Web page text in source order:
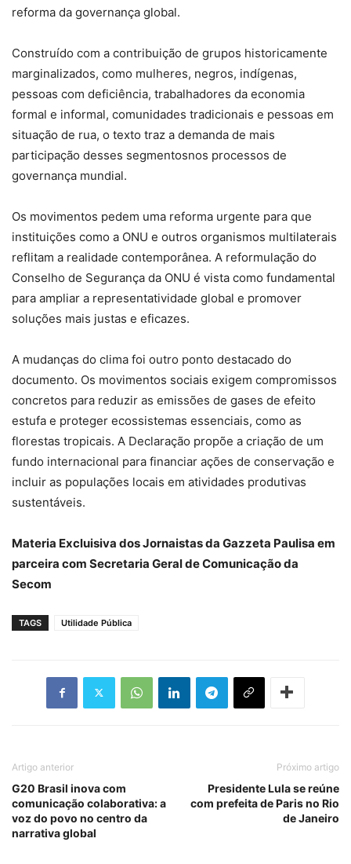
reforma da governança global.
Construído com a contribuição de grupos historicamente
marginalizados, como mulheres, negros, indígenas,
pessoas com deficiência, trabalhadores da economia
formal e informal, comunidades tradicionais e pessoas em
situação de rua, o texto traz a demanda de mais
participação desses segmentosnos processos de
governança mundial.
Os movimentos pedem uma reforma urgente para que
instituições como a ONU e outros organismos multilaterais
reflitam a realidade contemporânea. A reformulação do
Conselho de Segurança da ONU é vista como fundamental
para ampliar a representatividade global e promover
soluções mais justas e eficazes.
A mudanças do clima foi outro ponto destacado do
documento. Os movimentos sociais exigem compromissos
concretos para reduzir as emissões de gases de efeito
estufa e proteger ecossistemas essenciais, como as
florestas tropicais. A Declaração propõe a criação de um
fundo internacional para financiar ações de conservação e
incluir as populações locais em atividades produtivas
sustentáveis.
Materia Excluisiva dos Jornaistas da Gazzeta Paulisa em
parceira com Secretaria Geral de Comunicação da
Secom
TAGS Utilidade Pública
Artigo anterior
G20 Brasil inova com
comunicação colaborativa: a
voz do povo no centro da
narrativa global
Próximo artigo
Presidente Lula se reúne
com prefeita de Paris no Rio
de Janeiro